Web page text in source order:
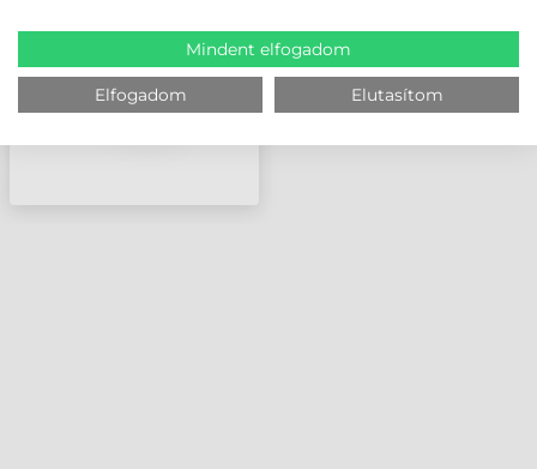
Mindent elfogadom
Elfogadom Elutasítom